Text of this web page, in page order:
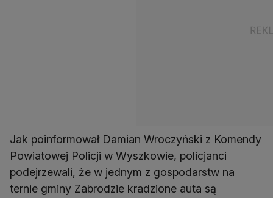
Jak poinformował Damian Wroczyński z Komendy
Powiatowej Policji w Wyszkowie, policjanci
podejrzewali, że w jednym z gospodarstw na
ternie gminy Zabrodzie kradzione auta są